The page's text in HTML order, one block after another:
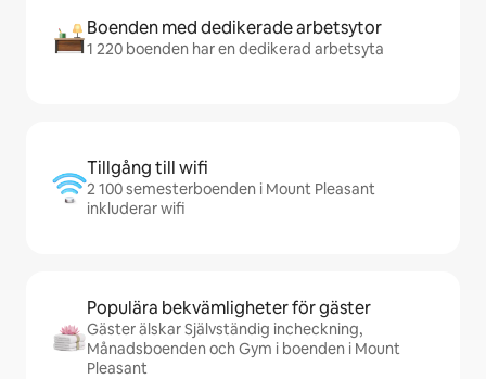
Boenden med dedikerade arbetsytor
1 220 boenden har en dedikerad arbetsyta
Tillgång till wifi
2 100 semesterboenden i Mount Pleasant
inkluderar wifi
Populära bekvämligheter för gäster
Gäster älskar Självständig incheckning,
Månadsboenden och Gym i boenden i Mount
Pleasant